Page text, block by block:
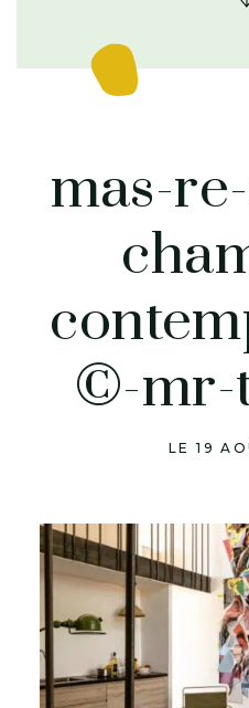
mas-
©-
LE 19